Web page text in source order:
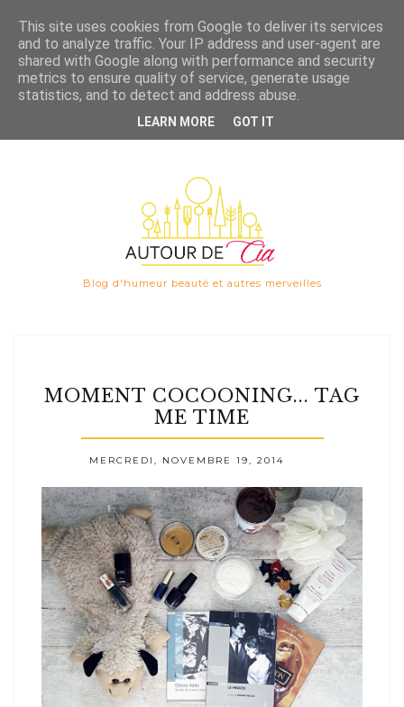

Blog d'humeur beauté et autres merveilles
MOMENT COCOONING... TAG
ME TIME
MERCREDI, NOVEMBRE 19, 2014
This site uses cookies from Google to deliver its services
and to analyze traffic. Your IP address and user-agent are
shared with Google along with performance and security
metrics to ensure quality of service, generate usage
statistics, and to detect and address abuse.
LEARN MORE GOT IT